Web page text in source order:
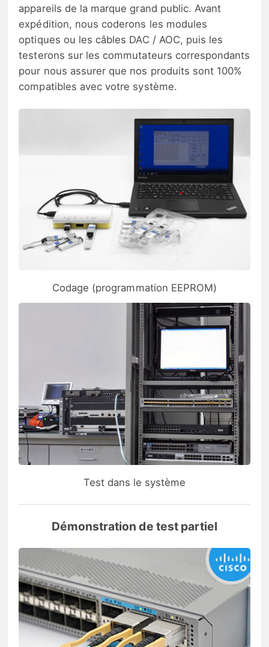
appareils de la marque grand public. Avant
expédition, nous coderons les modules
optiques ou les câbles DAC / AOC, puis les
testerons sur les commutateurs correspondants
pour nous assurer que nos produits sont 100%
compatibles avec votre système.
Codage (programmation EEPROM)
Test dans le système
Démonstration de test partiel